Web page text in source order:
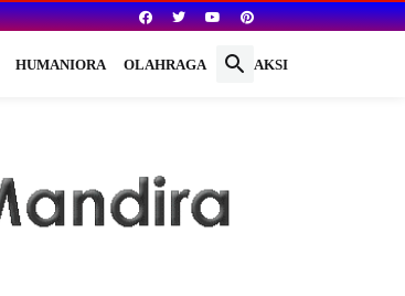
HUMANIORA OLAHRAGA REDAKSI